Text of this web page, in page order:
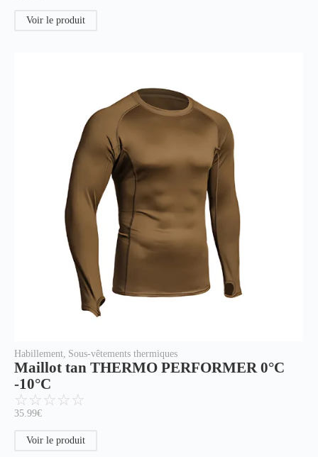
Voir le produit
Habillement, Sous-vêtements thermiques
Maillot tan THERMO PERFORMER 0°C
-10°C
☆☆☆☆☆
35.99€
Voir le produit